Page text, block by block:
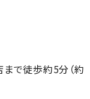
で徒歩約5分（約